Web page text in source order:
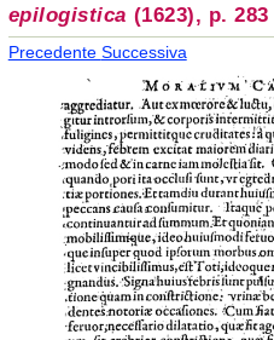
epilogistica (1623), p. 283
Precedente Successiva